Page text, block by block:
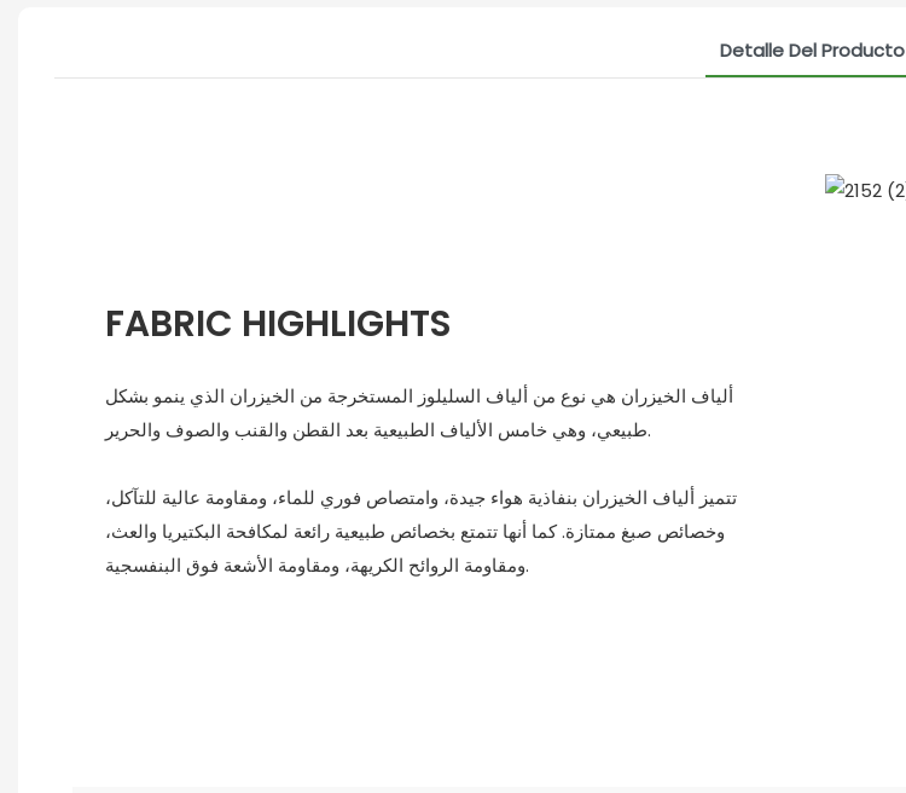
Detalle Del Producto
FABRIC HIGHLIGHTS
ألياف الخيزران هي نوع من ألياف السليلوز المستخرجة من الخيزران الذي ينمو بشكل
طبيعي، وهي خامس الألياف الطبيعية بعد القطن والقنب والصوف والحرير.
تتميز ألياف الخيزران بنفاذية هواء جيدة، وامتصاص فوري للماء، ومقاومة عالية للتآكل،
وخصائص صبغ ممتازة. كما أنها تتمتع بخصائص طبيعية رائعة لمكافحة البكتيريا والعث،
ومقاومة الروائح الكريهة، ومقاومة الأشعة فوق البنفسجية.